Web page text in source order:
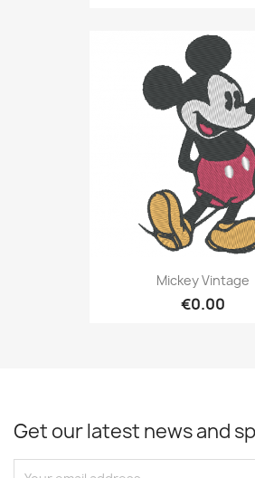
Mickey Vintage
€0.00
Get our latest news and